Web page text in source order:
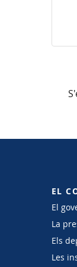
EL
El
La
Els
Les